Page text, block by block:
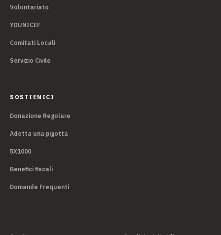
Volontariato
YOUNICEF
Comitati Locali
Servizio Civile
SOSTIENICI
Donazione Regolare
Adotta una pigotta
5X1000
Benefici fiscali
Domande Frequenti